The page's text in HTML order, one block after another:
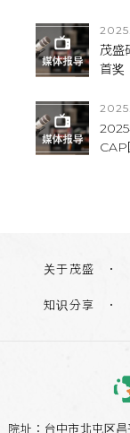
茂盛
首奖
CAP
关于茂盛
知识分享
院址： 台中市北屯区